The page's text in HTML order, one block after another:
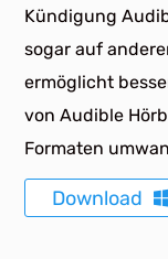
Kündigung
sogar auf
ermöglicht
von Audible
Formaten
Download